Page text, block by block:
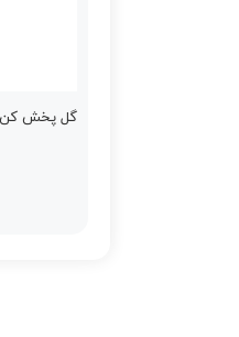
گل پخش كن